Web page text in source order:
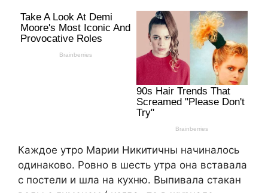
Каждое утро Марии Никитичны начиналось
одинаково. Ровно в шесть утра она вставала
с постели и шла на кухню. Выпивала стакан